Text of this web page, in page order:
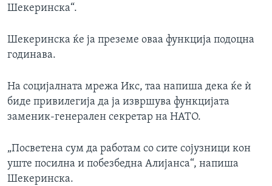
Шекеринска“.
Шекеринска ќе ја преземе оваа функција подоцна
годинава.
На социјалната мрежа Икс, таа напиша дека ќе ѝ
биде привилегија да ја извршува функцијата
заменик-генерален секретар на НАТО.
„Посветена сум да работам со сите сојузници кон
уште посилна и побезбедна Алијанса“, напиша
Шекеринска.